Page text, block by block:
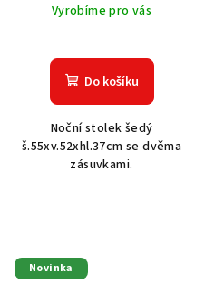
Vyrobíme pro vás
Do košíku
Noční stolek šedý
š.55xv.52xhl.37cm se dvěma
zásuvkami.
Novinka